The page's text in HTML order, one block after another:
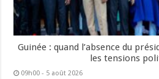
Guinée : quand l’absence du
les tensions
09h00 - 5 août 2026